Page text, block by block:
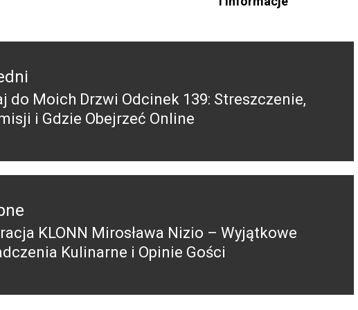
do Moich Drzwi Odcinek 139: Streszczenie,
i Gdzie Obejrzeć Online
KLONN Mirosława Nizio – Wyjątkowe
Kulinarne i Opinie Gości